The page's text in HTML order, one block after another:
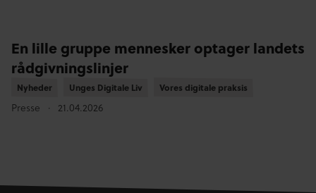
En lille gruppe mennesker optager landets
rådgivningslinjer
Nyheder
Nyheder Unges Digitale Liv
Unges Digitale Liv Vores digitale praksis
Vores digitale praksis
Presse 21.04.2026